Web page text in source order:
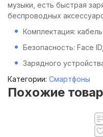
музыки, есть быстрая
беспроводных
Комплектация:
Безопасность: Face
Зарядного
Категории: Смартфоны
Похожие